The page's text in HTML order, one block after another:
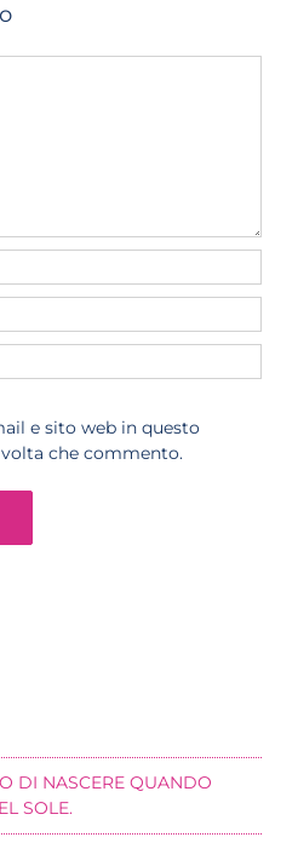
e sito web in questo
che commento.
DI NASCERE QUANDO
SOLE.